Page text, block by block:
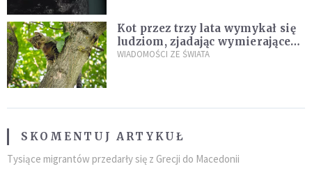
Kot przez trzy lata wymykał się
ludziom, zjadając wymierające
kaczki. W końcu popełnił
WIADOMOŚCI ZE ŚWIATA
SKOMENTUJ ARTYKUŁ
Tysiące migrantów przedarły się z Grecji do Macedonii